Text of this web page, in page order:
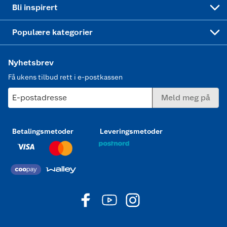
Bli inspirert
Populære kategorier
Nyhetsbrev
Få ukens tilbud rett i e-postkassen
E-postadresse Meld meg på
Betalingsmetoder Leveringsmetoder